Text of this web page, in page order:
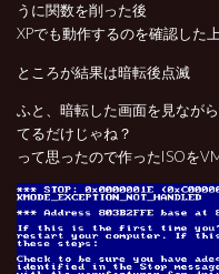
うに関数を削った後
XPでも動作するのを確認した
ところが結果は暗転後点滅
ふと、暗転した画面を見なが
てるだけじゃね？
って思ったので作ったISOを